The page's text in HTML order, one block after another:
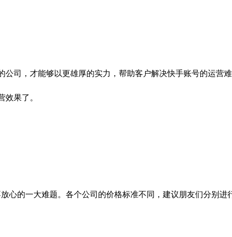
，才能够以更雄厚的实力，帮助客户解决快手账号的运营
果了。
的一大难题。各个公司的价格标准不同，建议朋友们分别进